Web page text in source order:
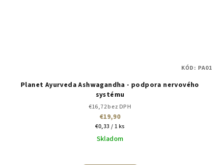
Planet Ayurveda Ashwagandha - podpora nervového
systému
€16,72 bez DPH
€19,90
Jednotková
cena:
€0,33 / 1 ks
Skladom
KÓD: PA01